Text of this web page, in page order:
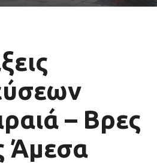
– Βρες
Άμεσα